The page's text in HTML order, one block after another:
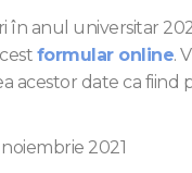
în anul universitar
formular online.
acestor date ca
2021